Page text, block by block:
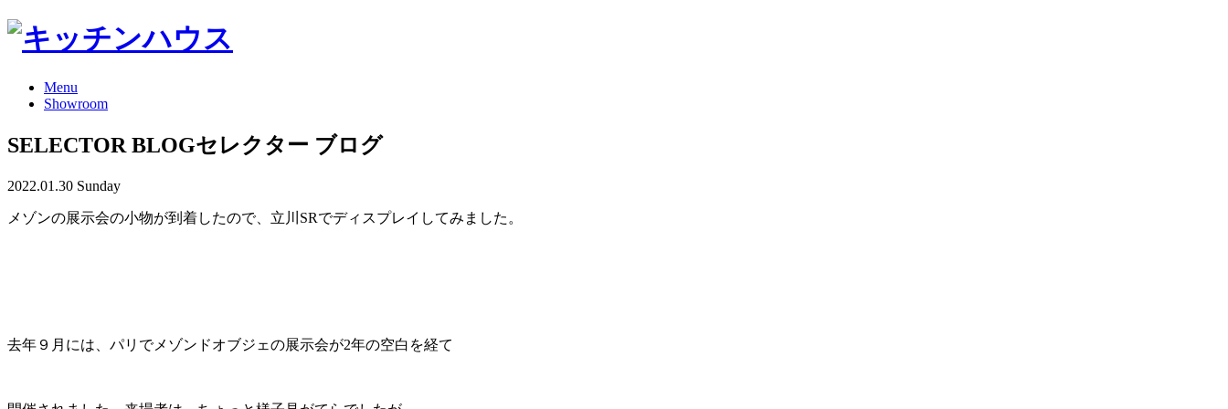
Menu
Showroom
SELECTOR BLOGセレクター ブログ
2022.01.30 Sunday
メゾンの展示会の小物が到着したので、立川SRでディスプレイしてみました。
去年９月には、パリでメゾンドオブジェの展示会が2年の空白を経て